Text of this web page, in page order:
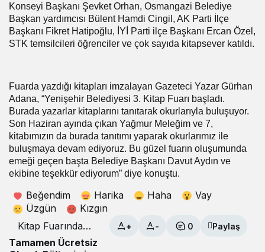
Konseyi Başkanı Şevket Orhan, Osmangazi Belediye
Başkan yardımcısı Bülent Hamdi Cingil, AK Parti İlçe
Başkanı Fikret Hatipoğlu, İYİ Parti ilçe Başkanı Ercan Özel,
STK temsilcileri öğrenciler ve çok sayıda kitapsever katıldı.
Fuarda yazdığı kitapları imzalayan Gazeteci Yazar Gürhan
Adana, “Yenişehir Belediyesi 3. Kitap Fuarı başladı.
Burada yazarlar kitaplarını tanıtarak okurlarıyla buluşuyor.
Son Haziran ayında çıkan Yağmur Meleğim ve 7,
kitabımızın da burada tanıtımı yaparak okurlarımız ile
buluşmaya devam ediyoruz. Bu güzel fuarın oluşumunda
emeği geçen başta Belediye Başkanı Davut Aydın ve
ekibine teşekkür ediyorum” diye konuştu.
Beğendim Harika Haha
Vay
Üzgün
Kızgın
Kitap Fuarında
Yazar Adana’ya
+ - 0 Paylaş
Tamamen Ücretsiz